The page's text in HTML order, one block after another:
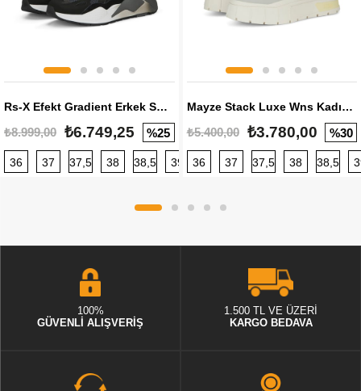
Rs-X Efekt Gradient Erkek Sneaker
₺8.999,00 ₺6.749,25 %25
36 37 37,5 38 38,5 39 40 40,5 41 42 42,5
Mayze Stack Luxe Wns Kadın Sneaker
₺5.400,00 ₺3.780,00 %30
36 37 37,5 38 38,5
100%
GÜVENLİ ALIŞVERİŞ
1.500 TL VE ÜZERİ
KARGO BEDAVA